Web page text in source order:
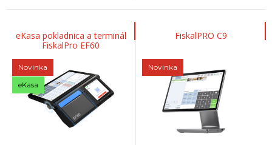
eKasa pokladnica a terminál
FiskalPro EF60
Novinka
eKasa
FiskalPRO C9
Novinka